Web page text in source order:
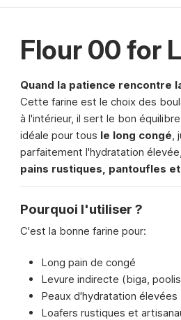
Flour 00 for
Quand la patience rencontre
Cette farine est le choix des
à l'intérieur, il sert le bon
idéale pour tous le long congé,
parfaitement l'hydratation
pains rustiques, pantoufles
Pourquoi l'utiliser ?
C'est la bonne farine pour:
Long pain de congé
Levure indirecte (biga,
Peaux d'hydratation élevées
Loafers rustiques et